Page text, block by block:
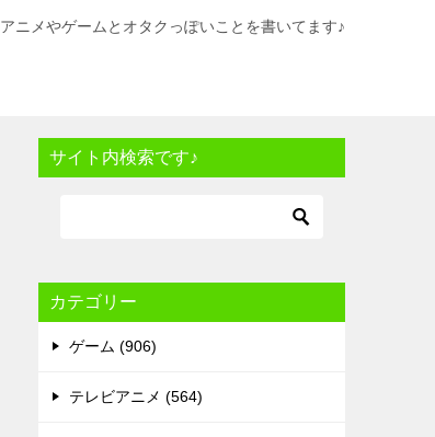
アニメやゲームとオタクっぽいことを書いてます♪
サイト内検索です♪
カテゴリー
ゲーム (906)
テレビアニメ (564)